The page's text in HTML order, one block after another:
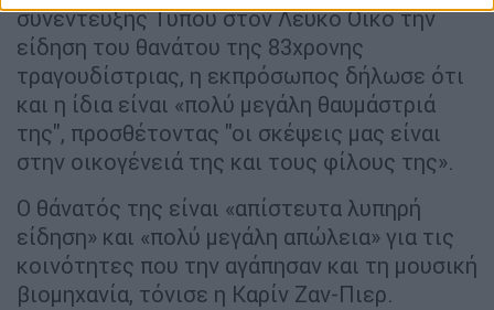
συνέντευξης Τύπου στον Λευκό Οίκο την
είδηση του θανάτου της 83χρονης
τραγουδίστριας, η εκπρόσωπος δήλωσε ότι
και η ίδια είναι «πολύ μεγάλη θαυμάστριά
της", προσθέτοντας "οι σκέψεις μας είναι
στην οικογένειά της και τους φίλους της».
O θάνατός της είναι «απίστευτα λυπηρή
είδηση» και «πολύ μεγάλη απώλεια» για τις
κοινότητες που την αγάπησαν και τη μουσική
βιομηχανία, τόνισε η Καρίν Ζαν-Πιερ.